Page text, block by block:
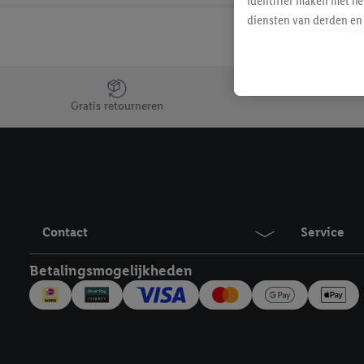
Jouw voordelen bij ons als Lidl webshop klant
Gratis retourneren
Contact Service
Betalingsmogelijkheden
diensten van derden
Als je hiervoor
eerder interesse hebt
maar het niet te
mailadres en met
Onder "Aanpassen"
Door te klikken op
technieken worden
inclusief over de
trekken, vind je in onze
over de cookies die